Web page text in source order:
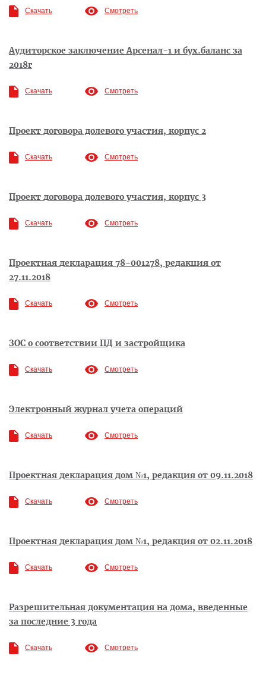
Скачать Смотреть
Аудиторское заключение Арсенал-1 и бух.баланс за
2018г
Скачать Смотреть
Проект договора долевого участия, корпус 2
Скачать Смотреть
Проект договора долевого участия, корпус 3
Скачать Смотреть
Проектная декларация 78-001278, редакция от
27.11.2018
Скачать Смотреть
ЗОС о соответствии ПД и застройщика
Скачать Смотреть
Электронный журнал учета операций
Скачать Смотреть
Проектная декларация дом №1, редакция от 09.11.2018
Скачать Смотреть
Проектная декларация дом №1, редакция от 02.11.2018
Скачать Смотреть
Разрешительная документация на дома, введенные
за последние 3 года
Скачать Смотреть